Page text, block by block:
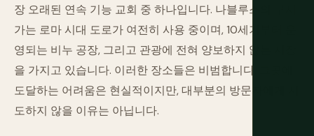
장 오래된 연속 기능 교회 중 하나입니다. 나블루스의 구시
가는 로마 시대 도로가 여전히 사용 중이며, 10세기부터 운
영되는 비누 공장, 그리고 관광에 전혀 양보하지 않는 시장
을 가지고 있습니다. 이러한 장소들은 비범합니다. 그곳에
도달하는 어려움은 현실적이지만, 대부분의 방문자에게 시
도하지 않을 이유는 아닙니다.